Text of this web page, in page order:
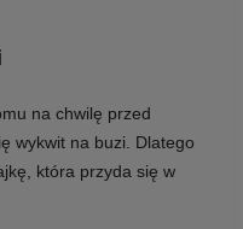
na chwilę przed
wykwit na buzi. Dlatego
która przyda się w